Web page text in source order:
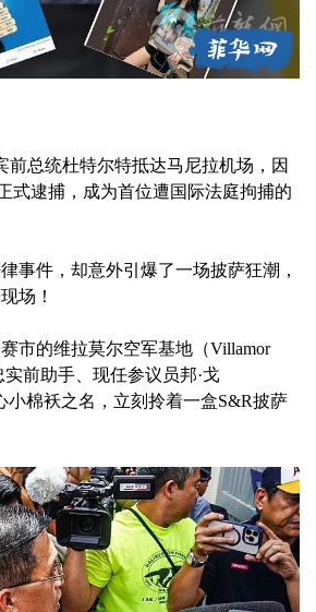
前总统杜特尔特抵达马尼拉机场，因
式逮捕，成为首位遭国际法庭拘捕的
事件，却意外引爆了一场披萨狂潮，
场！
市的维拉莫尔空军基地（Villamor
实前助手、现任参议员邦·戈
小棉袄之名，立刻拎着一盒S&R披萨